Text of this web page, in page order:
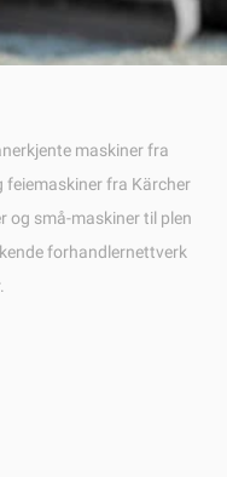
maskiner fra
fra Kärcher
og små-maskiner til plen
forhandlernettverk